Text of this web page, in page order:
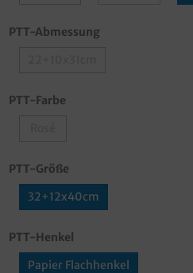
PTT-Abmessung
PTT-Farbe
PTT-Größe
32+12x40cm
PTT-Henkel
Papier Flachhenkel